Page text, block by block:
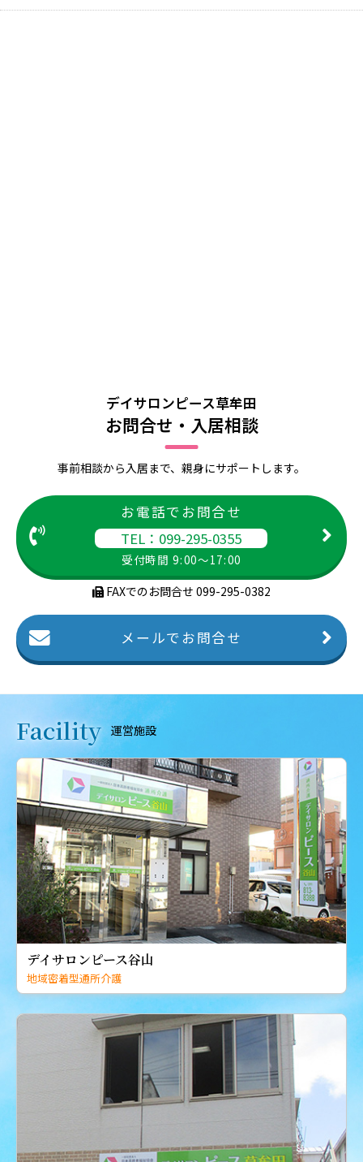
デイサロンピース草牟田
お問合せ・入居相談
事前相談から入居まで、親身にサポートします。
お電話でお問合せ
TEL：099-295-0355
受付時間 9:00～17:00
FAXでのお問合せ 099-295-0382
メールでお問合せ
Facility 運営施設
デイサロンピース谷山
地域密着型通所介護